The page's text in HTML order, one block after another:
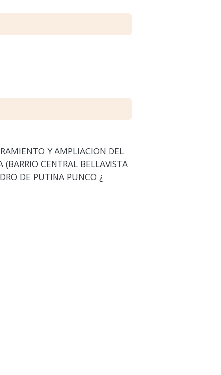
Y AMPLIACION DEL
CENTRAL BELLAVISTA
DE PUTINA PUNCO ¿